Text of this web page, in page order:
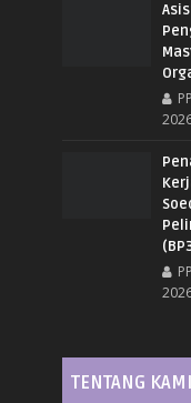
TENTANG KAMI